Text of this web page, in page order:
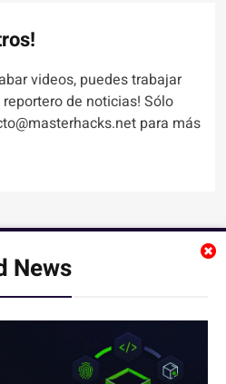
News
videos, puedes trabajar
de noticias! Sólo
para más
con leer artículos, noticias
, seguridad
tienes que registrarte